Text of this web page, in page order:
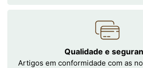
Qualidade e
Artigos em conformidade com as